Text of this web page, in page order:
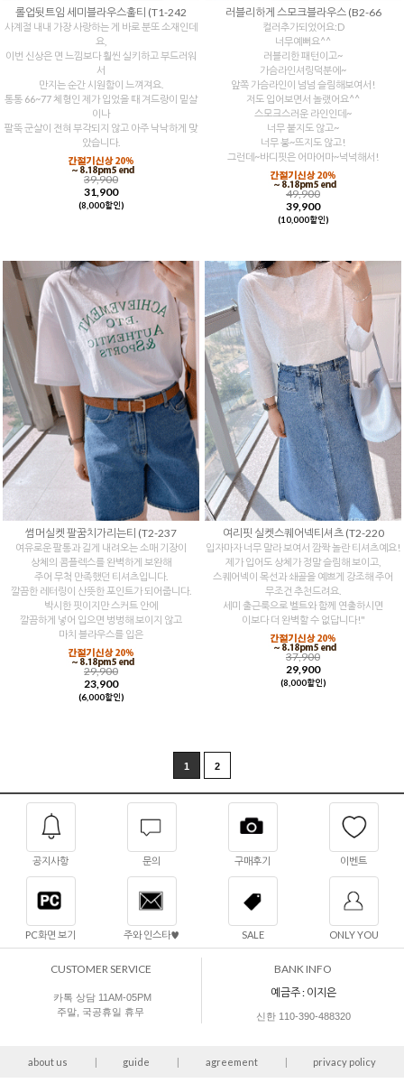
롤업뒷트임 세미블라우스훌티 (T1-242
사계절 내내 가장 사랑하는 게 바로 분또 소재인데
요,
이번 신상은 면 느낌보다 훨씬 실키하고 부드러워
서
만지는 순간 시원함이 느껴져요.
통통 66~77 체형인 제가 입었을 때 겨드랑이 밑살
이나
팔뚝 군살이 전혀 부각되지 않고 아주 낙낙하게 맞
았습니다.
39,900
31,900
(8,000할인)
러블리하게 스모크블라우스 (B2-66
컬러추가되었어요:D
너무예뻐요^^
러블리한 패턴이고~
가슴라인셔링덕분에~
앞쪽 가슴라인이 넘넘 슬림해보여서!
저도 입어보면서 놀랬어요^^
스모크스러운 라인인데~
너무 붙지도 않고~
너무 붕~뜨지도 않고!
그런데~바디핏은 어마어마~넉넉해서!
49,900
39,900
(10,000할인)
썸머실켓 팔꿈치가리는티 (T2-237
여유로운 팔통과 길게 내려오는 소매 기장이
상체의 콤플렉스를 완벽하게 보완해
주어 무척 만족했던 티셔츠입니다.
깔끔한 레터링이 산뜻한 포인트가 되어줍니다.
박시한 핏이지만 스커트 안에
깔끔하게 넣어 입으면 벙벙해 보이지 않고
마치 블라우스를 입은
29,900
23,900
(6,000할인)
여리핏 실켓스퀘어넥티셔츠 (T2-220
입자마자 너무 말라 보여서 깜짝 놀란 티셔츠예요!
제가 입어도 상체가 정말 슬림해 보이고,
스퀘어넥이 목선과 쇄골을 예쁘게 강조해 주어
무조건 추천드려요.
세미 출근룩으로 벨트와 함께 연출하시면
이보다 더 완벽할 수 없답니다!"
37,900
29,900
(8,000할인)
1 2
공지사항 문의 구매후기 이벤트
PC화면 보기 주와 인스타♥ SALE ONLY YOU
CUSTOMER SERVICE
카톡 상담 11AM-05PM
주말, 국공휴일 휴무
BANK INFO
예금주 : 이지은
신한 110-390-488320
about us | guide | agreement | privacy policy